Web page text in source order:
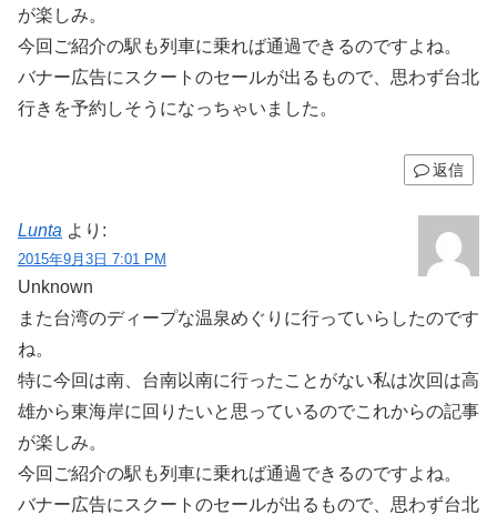
が楽しみ。
今回ご紹介の駅も列車に乗れば通過できるのですよね。
バナー広告にスクートのセールが出るもので、思わず台北
行きを予約しそうになっちゃいました。
返信
Lunta より:
2015年9月3日 7:01 PM
Unknown
また台湾のディープな温泉めぐりに行っていらしたのです
ね。
特に今回は南、台南以南に行ったことがない私は次回は高
雄から東海岸に回りたいと思っているのでこれからの記事
が楽しみ。
今回ご紹介の駅も列車に乗れば通過できるのですよね。
バナー広告にスクートのセールが出るもので、思わず台北